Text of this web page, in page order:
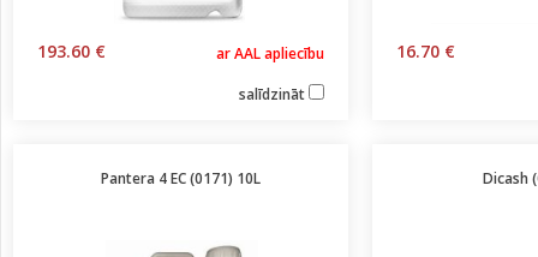
193.60 €
ar AAL apliecību
salīdzināt
16.70 €
Pantera 4 EC (0171) 10L Dicash